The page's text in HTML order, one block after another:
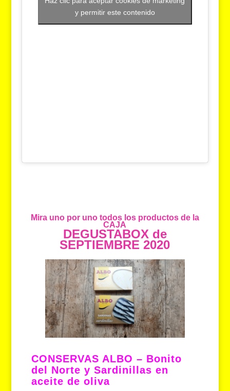
y permitir este contenido
Mira uno por uno todos los productos de la
CAJA
DEGUSTABOX de
SEPTIEMBRE 2020
CONSERVAS ALBO – Bonito
del Norte y Sardinillas en
aceite de oliva